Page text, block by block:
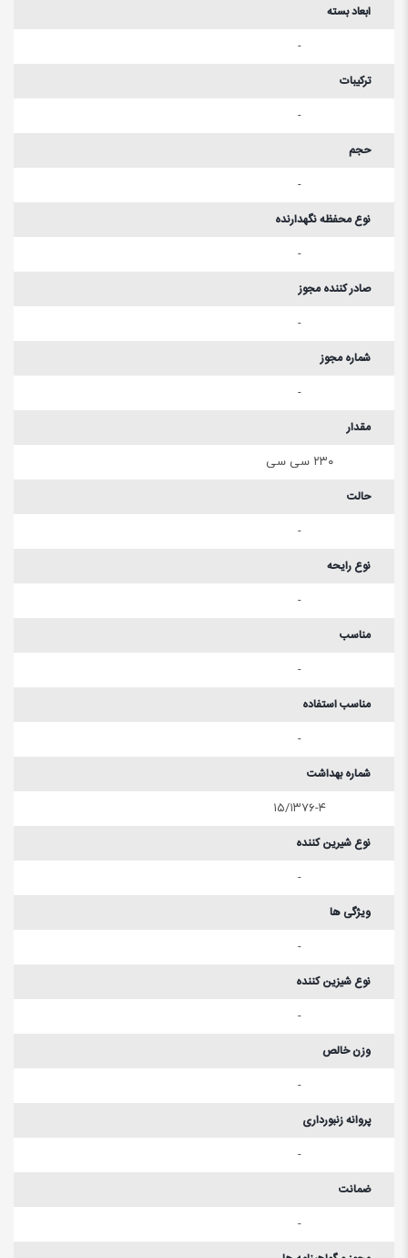
ابعاد بسته
-
ترکیبات
-
حجم
-
نوع محفظه نگهدارنده
-
صادر کننده مجوز
-
شماره مجوز
-
مقدار
۲۳۰ سی سی
حالت
-
نوع رایحه
-
مناسب
-
مناسب استفاده
-
شماره بهداشت
۱۵/۱۳۷۶-۴
نوع شیرین کننده
-
ویژگی ها
-
نوع شیزین کننده
-
وزن خالص
-
پروانه زنبورداری
-
ضمانت
-